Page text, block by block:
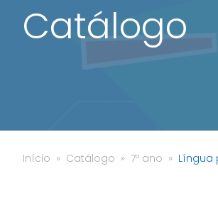
Catálogo
Início Catálogo 7º ano Língua